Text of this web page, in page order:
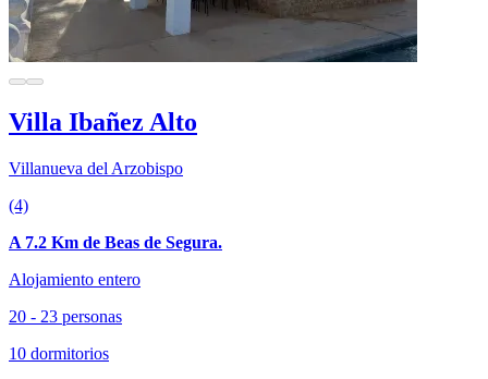
Villa Ibañez Alto
Villanueva del Arzobispo
(4)
A 7.2 Km de Beas de Segura.
Alojamiento entero
20 - 23 personas
10 dormitorios